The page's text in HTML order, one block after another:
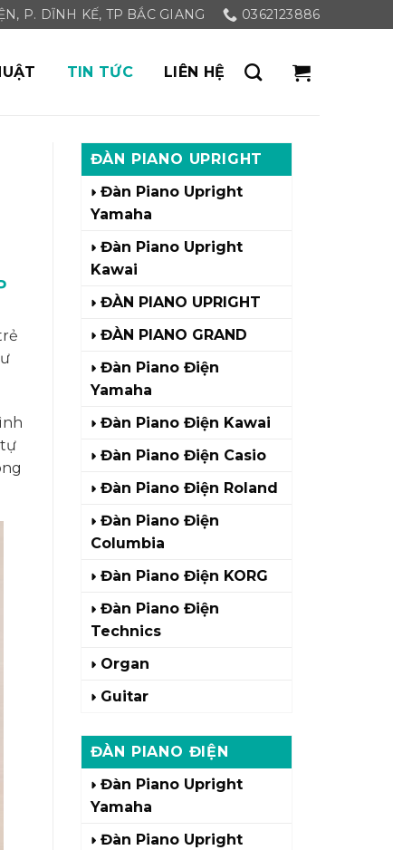
P. DĨNH KẾ, TP BẮC GIANG 0362123886
TIN TỨC LIÊN HỆ
ĐÀN PIANO UPRIGHT
Đàn Piano Upright
Yamaha
Đàn Piano Upright
Kawai
ĐÀN PIANO UPRIGHT
ĐÀN PIANO GRAND
Đàn Piano Điện
Yamaha
Đàn Piano Điện Kawai
Đàn Piano Điện Casio
Đàn Piano Điện Roland
Đàn Piano Điện
Columbia
Đàn Piano Điện KORG
Đàn Piano Điện
Technics
Organ
Guitar
ĐÀN PIANO ĐIỆN
Đàn Piano Upright
Yamaha
Đàn Piano Upright